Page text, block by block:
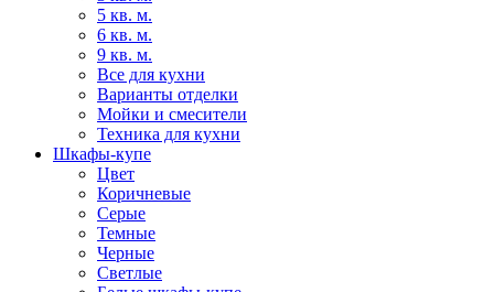
5 кв. м.
6 кв. м.
9 кв. м.
Все для кухни
Варианты отделки
Мойки и смесители
Техника для кухни
Шкафы-купе
Цвет
Коричневые
Серые
Темные
Черные
Светлые